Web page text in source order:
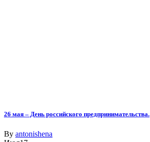
26 мая – День российского предпринимательства.
By antonishena